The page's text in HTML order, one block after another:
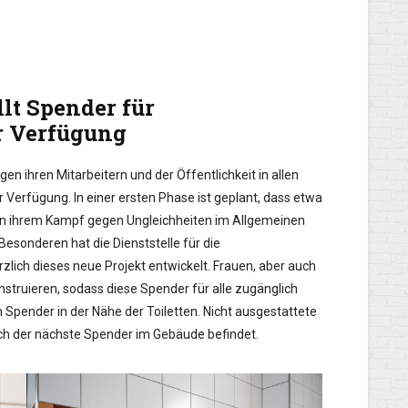
Spender für
Verfügung
ihren Mitarbeitern und der Öffentlichkeit in allen
In einer ersten Phase ist geplant, dass etwa
Kampf gegen Ungleichheiten im Allgemeinen
hat die Dienststelle für die
dieses neue Projekt entwickelt. Frauen, aber auch
sodass diese Spender für alle zugänglich
in der Nähe der Toiletten. Nicht ausgestattete
der nächste Spender im Gebäude befindet.